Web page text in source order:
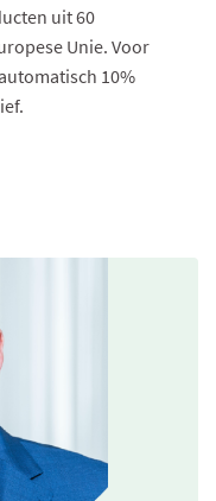
uit 60
Unie. Voor
10%